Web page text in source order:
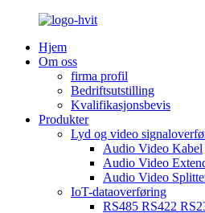
Hjem
Om oss
firma profil
Bedriftsutstilling
Kvalifikasjonsbevis
Produkter
Lyd og video
Audio Video Kabel
Audio Video
Audio Video
IoT-dataoverføring
RS485 RS422